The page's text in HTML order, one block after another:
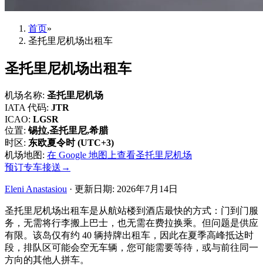
首页»
圣托里尼机场出租车
圣托里尼机场出租车
机场名称: 圣托里尼机场
IATA 代码: JTR
ICAO: LGSR
位置: 锡拉,圣托里尼,希腊
时区: 东欧夏令时 (UTC+3)
机场地图: 在 Google 地图上查看圣托里尼机场
预订专车接送 →
Eleni Anastasiou · 更新日期: 2026年7月14日
圣托里尼机场出租车是从航站楼到酒店最快的方式：门到门服
务，无需将行李搬上巴士，也无需在费拉换乘。但问题是供应
有限。该岛仅有约 40 辆持牌出租车，因此在夏季高峰抵达时
段，排队区可能会空无车辆，您可能需要等待，或与前往同一
方向的其他人拼车。